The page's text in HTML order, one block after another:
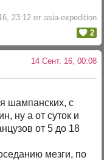
23:12 от asia-expedition
2
14 Сент. 16, 00:08
шампанских, с
ну а от суток и
от 5 до 18
мезги, по